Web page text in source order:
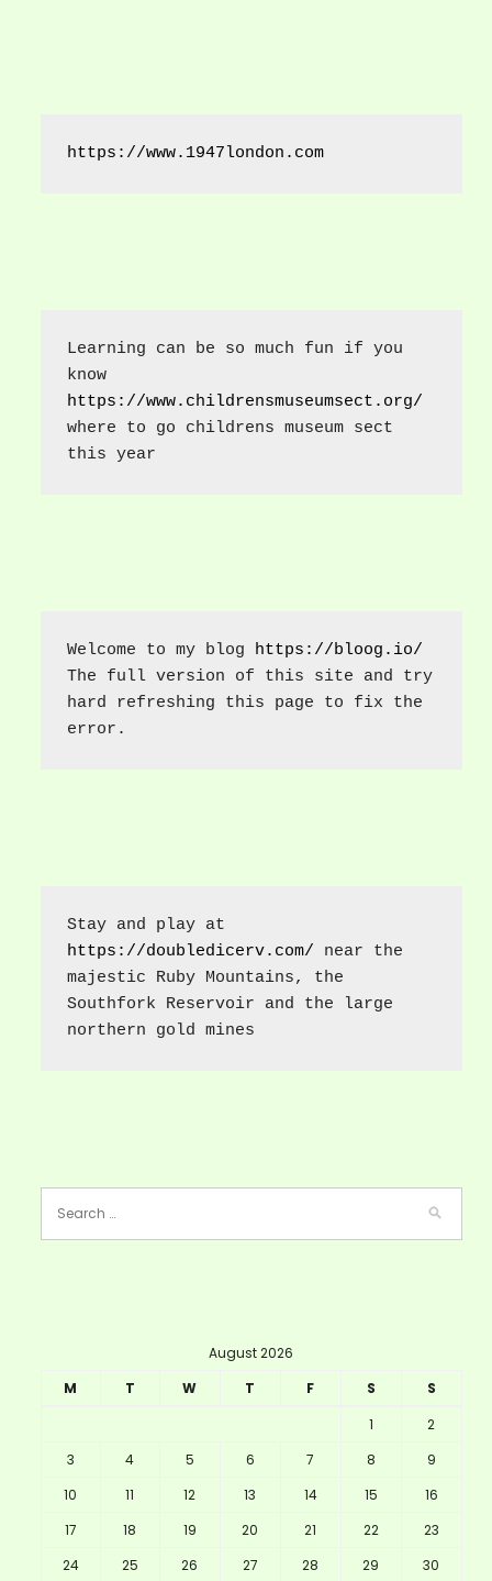
https://www.1947london.com
Learning can be so much fun if you
know
https://www.childrensmuseumsect.org/
where to go childrens museum sect
this year
Welcome to my blog https://bloog.io/
The full version of this site and try
hard refreshing this page to fix the
error.
https://doubledicerv.com/ near the
majestic Ruby Mountains, the
Southfork Reservoir and the large
northern gold mines
August 2026
M
T W T F S
S
1
2
3
4 5 6 7 8
9
10
11 12 13 14 15
16
17
18 19 20 21 22
23
24
25 26 27 28 29 30